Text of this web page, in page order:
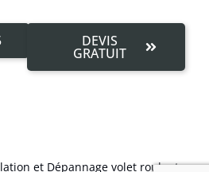
DEVIS
GRATUIT
et Dépannage volet roulant –